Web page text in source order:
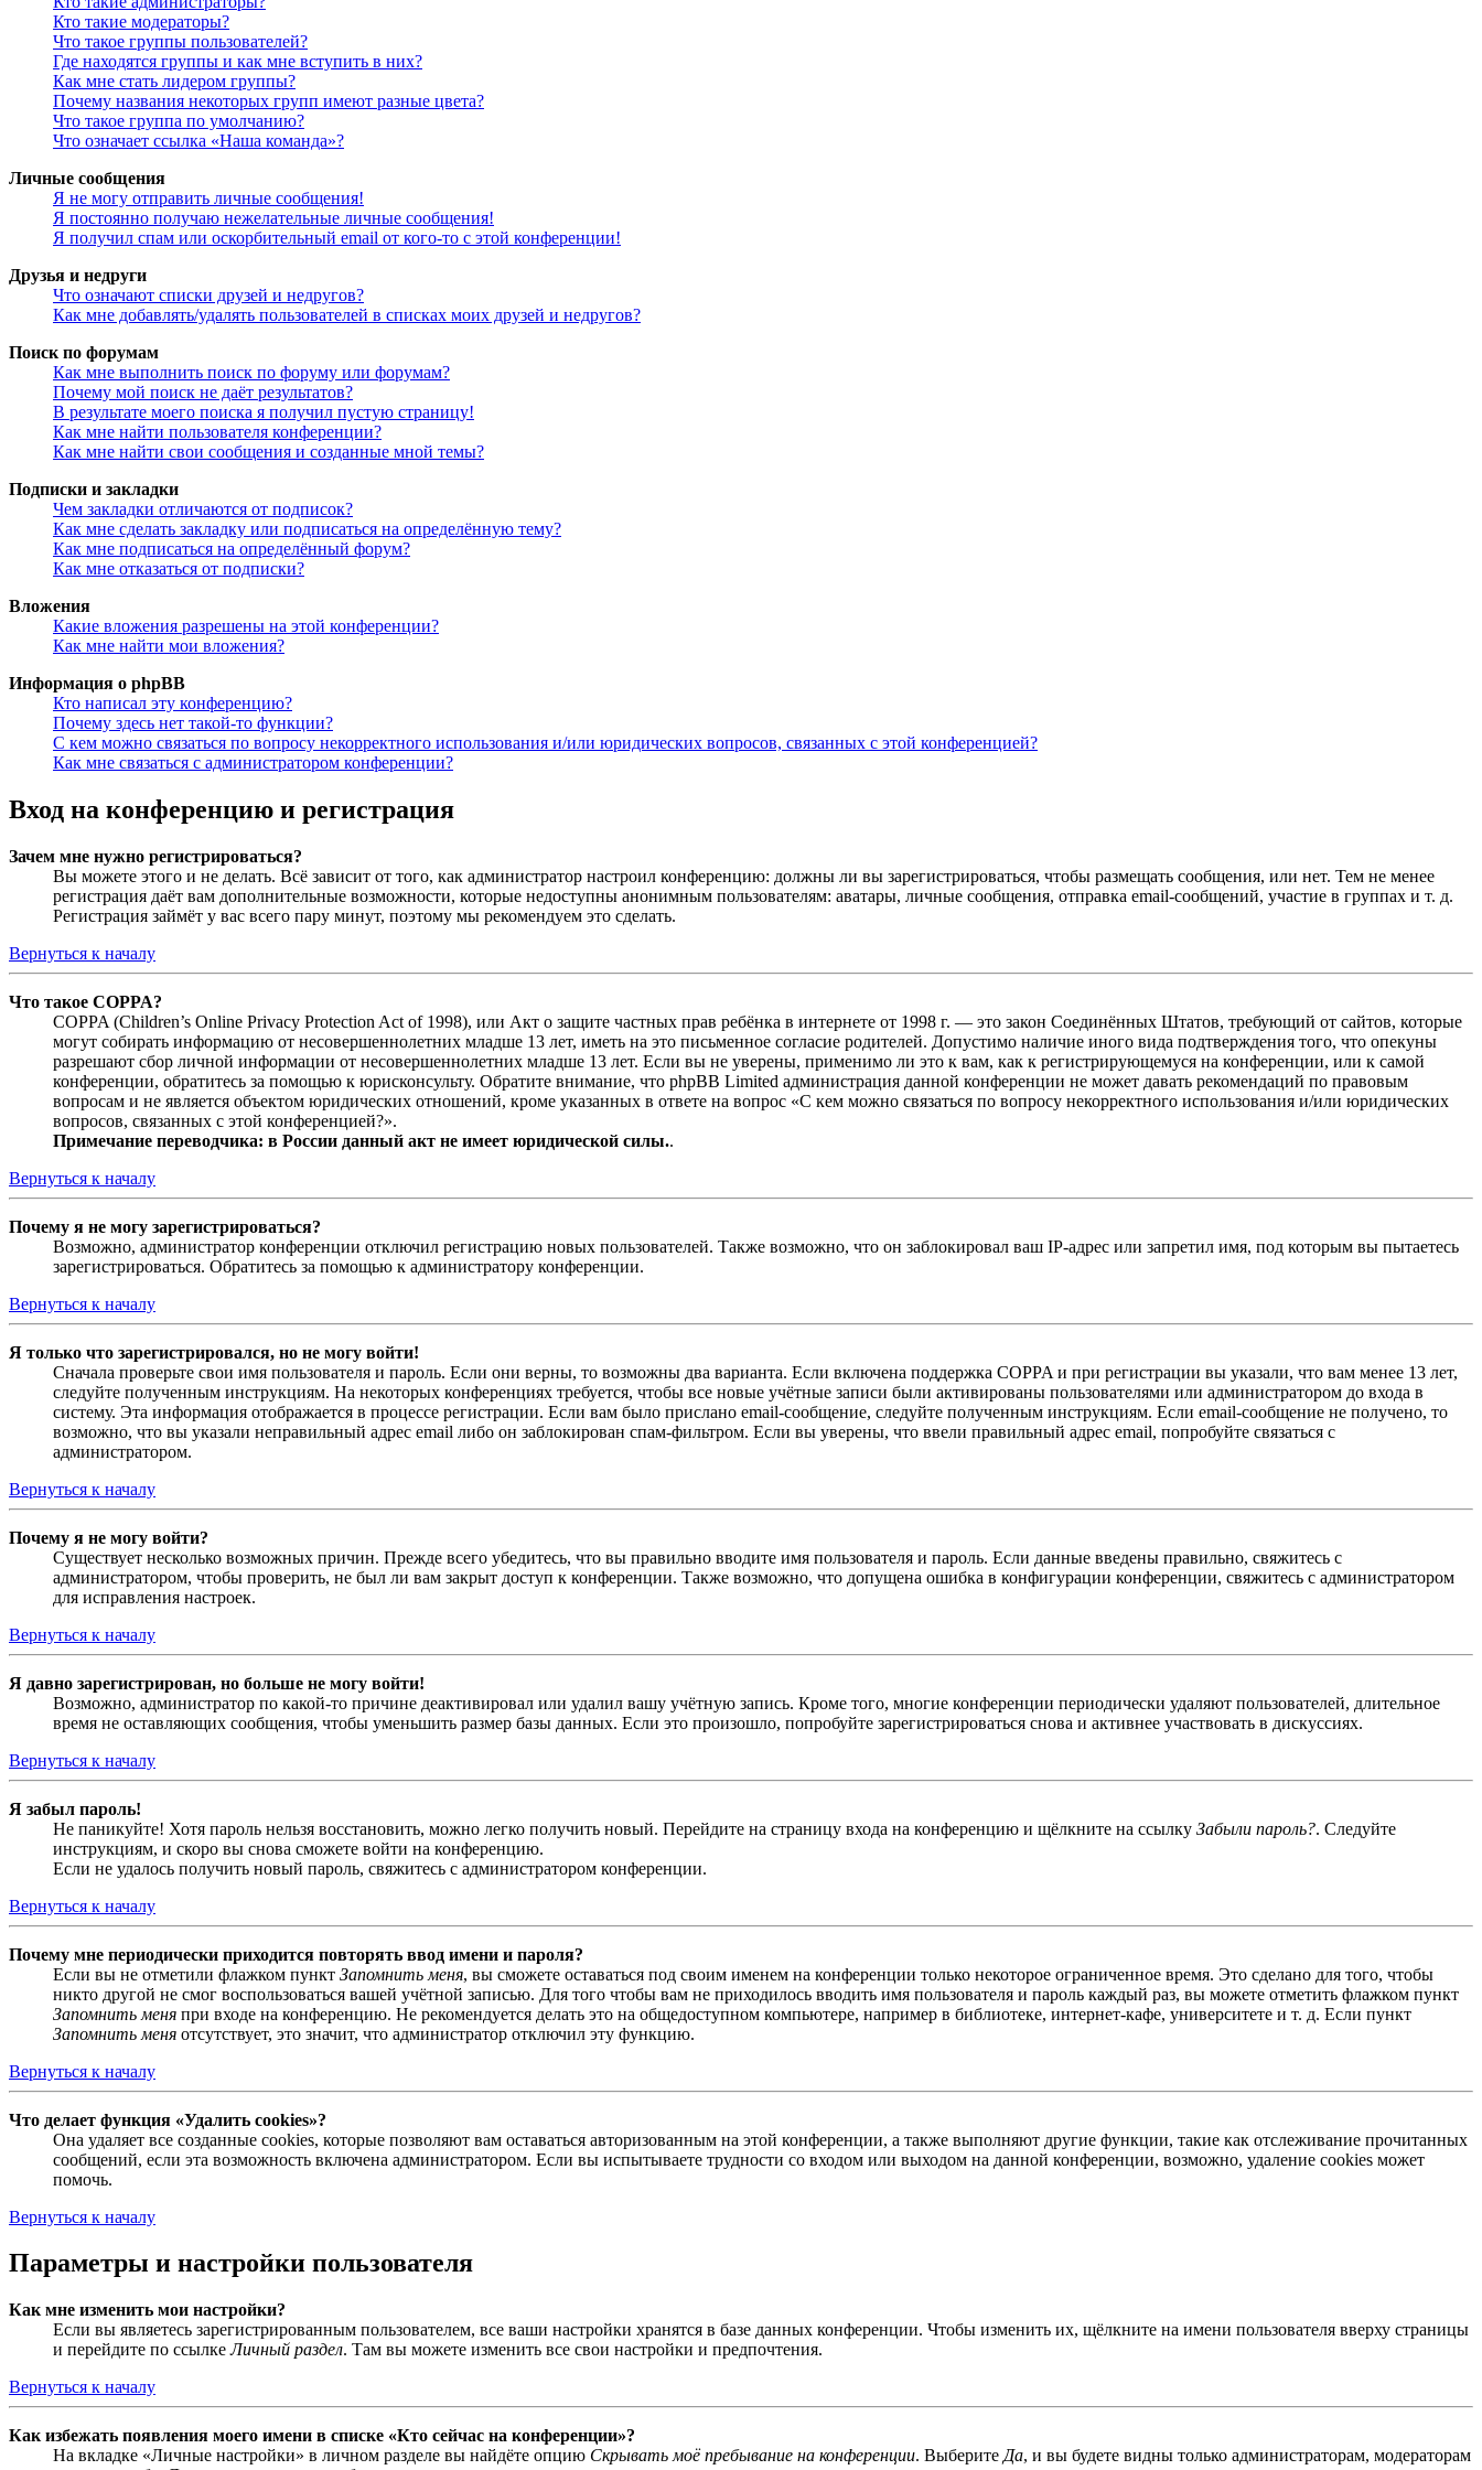
Кто такие модераторы?
Что такое группы пользователей?
Где находятся группы и как мне вступить в них?
Как мне стать лидером группы?
Почему названия некоторых групп имеют разные цвета?
Что такое группа по умолчанию?
Что означает ссылка «Наша команда»?
Личные сообщения
Я не могу отправить личные сообщения!
Я постоянно получаю нежелательные личные сообщения!
Я получил спам или оскорбительный email от кого-то с этой конференции!
Друзья и недруги
Что означают списки друзей и недругов?
Как мне добавлять/удалять пользователей в списках моих друзей и недругов?
Поиск по форумам
Как мне выполнить поиск по форуму или форумам?
Почему мой поиск не даёт результатов?
В результате моего поиска я получил пустую страницу!
Как мне найти пользователя конференции?
Как мне найти свои сообщения и созданные мной темы?
Подписки и закладки
Чем закладки отличаются от подписок?
Как мне сделать закладку или подписаться на определённую тему?
Как мне подписаться на определённый форум?
Как мне отказаться от подписки?
Вложения
Какие вложения разрешены на этой конференции?
Как мне найти мои вложения?
Информация о phpBB
Кто написал эту конференцию?
Почему здесь нет такой-то функции?
С кем можно связаться по вопросу некорректного использования и/или юридических вопросов, связанных с этой конференцией?
Как мне связаться с администратором конференции?
Вход на конференцию и регистрация
Зачем мне нужно регистрироваться?
Вы можете этого и не делать. Всё зависит от того, как администратор настроил конференцию: должны ли вы зарегистрироваться, чтобы размещать сообщения, или нет. Тем не менее
регистрация даёт вам дополнительные возможности, которые недоступны анонимным пользователям: аватары, личные сообщения, отправка email-сообщений, участие в группах и т. д.
Регистрация займёт у вас всего пару минут, поэтому мы рекомендуем это сделать.
Вернуться к началу
Что такое COPPA?
COPPA (Children’s Online Privacy Protection Act of 1998), или Акт о защите частных прав ребёнка в интернете от 1998 г. — это закон Соединённых Штатов, требующий от сайтов, которые
могут собирать информацию от несовершеннолетних младше 13 лет, иметь на это письменное согласие родителей. Допустимо наличие иного вида подтверждения того, что опекуны
разрешают сбор личной информации от несовершеннолетних младше 13 лет. Если вы не уверены, применимо ли это к вам, как к регистрирующемуся на конференции, или к самой
конференции, обратитесь за помощью к юрисконсульту. Обратите внимание, что phpBB Limited администрация данной конференции не может давать рекомендаций по правовым
вопросам и не является объектом юридических отношений, кроме указанных в ответе на вопрос «С кем можно связаться по вопросу некорректного использования и/или юридических
вопросов, связанных с этой конференцией?».
Примечание переводчика: в России данный акт не имеет юридической силы..
Вернуться к началу
Почему я не могу зарегистрироваться?
Возможно, администратор конференции отключил регистрацию новых пользователей. Также возможно, что он заблокировал ваш IP-адрес или запретил имя, под которым вы пытаетесь
зарегистрироваться. Обратитесь за помощью к администратору конференции.
Вернуться к началу
Я только что зарегистрировался, но не могу войти!
Сначала проверьте свои имя пользователя и пароль. Если они верны, то возможны два варианта. Если включена поддержка COPPA и при регистрации вы указали, что вам менее 13 лет,
следуйте полученным инструкциям. На некоторых конференциях требуется, чтобы все новые учётные записи были активированы пользователями или администратором до входа в
систему. Эта информация отображается в процессе регистрации. Если вам было прислано email-сообщение, следуйте полученным инструкциям. Если email-сообщение не получено, то
возможно, что вы указали неправильный адрес email либо он заблокирован спам-фильтром. Если вы уверены, что ввели правильный адрес email, попробуйте связаться с
администратором.
Вернуться к началу
Почему я не могу войти?
Существует несколько возможных причин. Прежде всего убедитесь, что вы правильно вводите имя пользователя и пароль. Если данные введены правильно, свяжитесь с
администратором, чтобы проверить, не был ли вам закрыт доступ к конференции. Также возможно, что допущена ошибка в конфигурации конференции, свяжитесь с администратором
для исправления настроек.
Вернуться к началу
Я давно зарегистрирован, но больше не могу войти!
Возможно, администратор по какой-то причине деактивировал или удалил вашу учётную запись. Кроме того, многие конференции периодически удаляют пользователей, длительное
время не оставляющих сообщения, чтобы уменьшить размер базы данных. Если это произошло, попробуйте зарегистрироваться снова и активнее участвовать в дискуссиях.
Вернуться к началу
Я забыл пароль!
Не паникуйте! Хотя пароль нельзя восстановить, можно легко получить новый. Перейдите на страницу входа на конференцию и щёлкните на ссылку Забыли пароль?. Следуйте
инструкциям, и скоро вы снова сможете войти на конференцию.
Если не удалось получить новый пароль, свяжитесь с администратором конференции.
Вернуться к началу
Почему мне периодически приходится повторять ввод имени и пароля?
Если вы не отметили флажком пункт Запомнить меня, вы сможете оставаться под своим именем на конференции только некоторое ограниченное время. Это сделано для того, чтобы
никто другой не смог воспользоваться вашей учётной записью. Для того чтобы вам не приходилось вводить имя пользователя и пароль каждый раз, вы можете отметить флажком пункт
Запомнить меня при входе на конференцию. Не рекомендуется делать это на общедоступном компьютере, например в библиотеке, интернет-кафе, университете и т. д. Если пункт
Запомнить меня отсутствует, это значит, что администратор отключил эту функцию.
Вернуться к началу
Что делает функция «Удалить cookies»?
Она удаляет все созданные cookies, которые позволяют вам оставаться авторизованным на этой конференции, а также выполняют другие функции, такие как отслеживание прочитанных
сообщений, если эта возможность включена администратором. Если вы испытываете трудности со входом или выходом на данной конференции, возможно, удаление cookies может
помочь.
Вернуться к началу
Параметры и настройки пользователя
Как мне изменить мои настройки?
Если вы являетесь зарегистрированным пользователем, все ваши настройки хранятся в базе данных конференции. Чтобы изменить их, щёлкните на имени пользователя вверху страницы
и перейдите по ссылкеЛичный раздел. Там вы можете изменить все свои настройки и предпочтения.
Вернуться к началу
Как избежать появления моего имени в списке «Кто сейчас на конференции»?
На вкладке «Личные настройки» в личном разделе вы найдёте опцию Скрывать моё пребывание на конференции. Выберите Да, и вы будете видны только администраторам, модераторам